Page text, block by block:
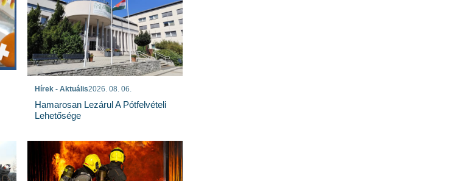
Hírek - Aktuális2026. 08. 06.
Hamarosan Lezárul A Pótfelvételi
Lehetősége